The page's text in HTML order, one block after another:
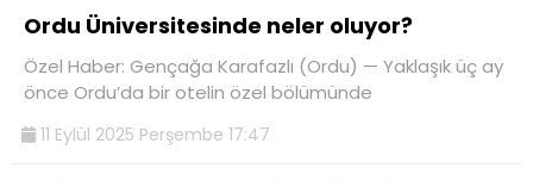
Ordu Üniversitesinde neler oluyor?
Özel Haber: Gençağa Karafazlı (Ordu) — Yaklaşık üç ay
önce Ordu’da bir otelin özel bölümünde
11 Eylül 2025 Perşembe 17:47